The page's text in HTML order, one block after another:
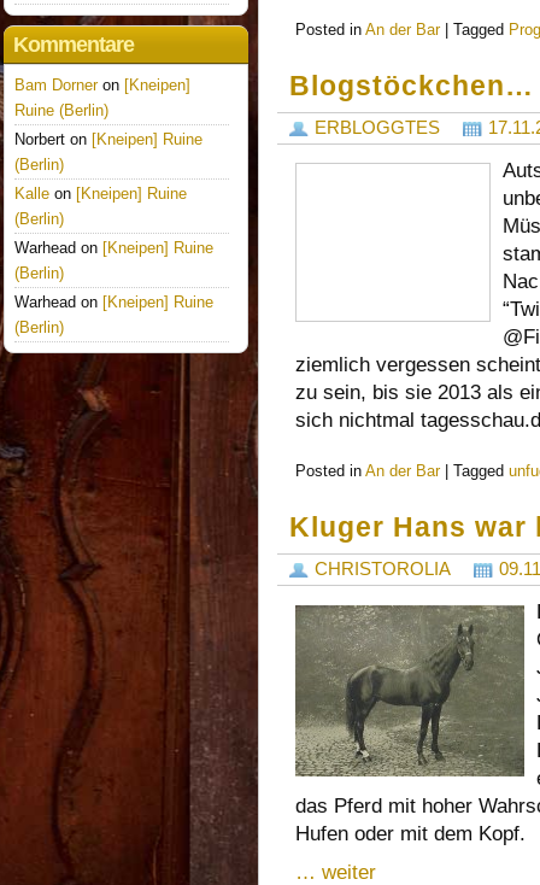
Posted in An der Bar Tagged
Blogstöckchen…
ERBLOGGTES
ziemlich vergessen
zu sein, bis sie 2013 als
sich nichtmal
Posted in An der Bar Tagged
Kluger Hans war
CHRISTOROLIA
das Pferd mit hoher
Hufen oder mit dem Kopf.
… weiter
Kommentare
Bam Dorneron [Kneipen]
Ruine (Berlin)
Norbert on [Kneipen] Ruine
(Berlin)
Kalle on [Kneipen] Ruine
(Berlin)
Warhead on [Kneipen] Ruine
(Berlin)
Warhead on [Kneipen] Ruine
(Berlin)